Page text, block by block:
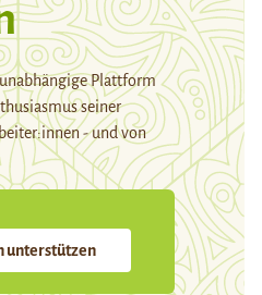
Plattform
seiner
- und von
unterstützen